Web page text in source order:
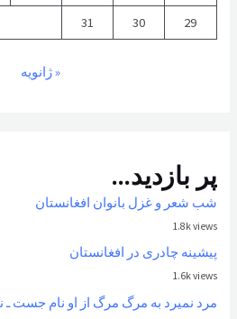
29
30
31
« ژانویه
پر بازدید...
شب شعر و غزل بانوان افغانستان
1.8k views
پیشینه چادری در افغانستان
1.6k views
مرد نمیرد به مرگ مرگ از او نام جست